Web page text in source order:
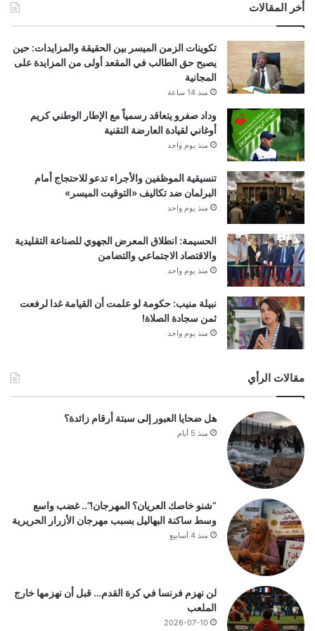
أخر المقالات
تكوينات الزمن الميسر بين الحقيقة والمزايدات: حين
يصبح حق الطالب في المقعد أولى من المزايدة على
المجانية
منذ 14 ساعة
وداد صفرو يتعاقد رسمياً مع الإطار الوطني كريم
أوغاني لقيادة العارضة التقنية
منذ يوم واحد
تنسيقية الموظفين والأجراء تدعو للاحتجاج أمام
البرلمان ضد تكاليف «التوقيت الميسر»
منذ يوم واحد
الحسيمة: انطلاق المعرض الجهوي للصناعة التقليدية
والاقتصاد الاجتماعي والتضامن
منذ يوم واحد
نبيلة منيب: حكومة لو علمت أن القيامة غدا لرفعت
ثمن سجادة الصلاة!
منذ يوم واحد
مقالات الرأي
هل ضحايا العبور إلى سبتة أرقام زائدة؟
منذ 5 أيام
“شنو خاصك العريان؟ المهرجان!”.. غضب واسع
وسط ساكنة البهاليل بسبب مهرجان الأزرار الحريرية
منذ 4 أسابيع
لن نهزم فرنسا في كرة القدم… قبل أن نهزمها خارج
الملعب
2026-07-10